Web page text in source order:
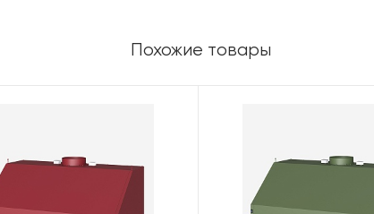
Похожие товары